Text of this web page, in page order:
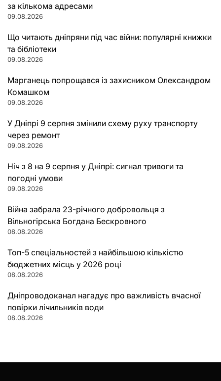
за кількома адресами
09.08.2026
Що читають дніпряни під час війни: популярні книжки
та бібліотеки
09.08.2026
Марганець попрощався із захисником Олександром
Комашком
09.08.2026
У Дніпрі 9 серпня змінили схему руху транспорту
через ремонт
09.08.2026
Ніч з 8 на 9 серпня у Дніпрі: сигнал тривоги та
погодні умови
09.08.2026
Війна забрала 23-річного добровольця з
Вільногірська Богдана Бескровного
08.08.2026
Топ-5 спеціальностей з найбільшою кількістю
бюджетних місць у 2026 році
08.08.2026
Дніпроводоканал нагадує про важливість вчасної
повірки лічильників води
08.08.2026